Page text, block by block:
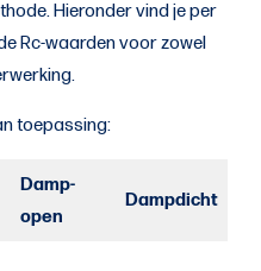
Hieronder vind je per
Rc-waarden voor zowel
toepassing:
Damp-
open
Dampdicht